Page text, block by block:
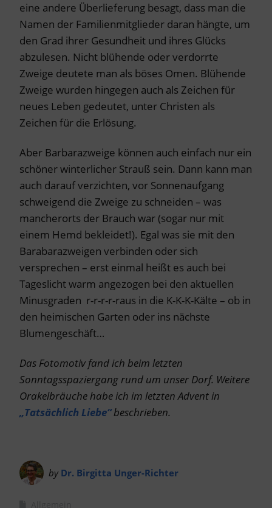
eine andere Überlieferung besagt, dass man die
Namen der Familienmitglieder daran hängte, um
den Grad ihrer Gesundheit und ihres Glücks
abzulesen. Nicht blühende oder verdorrte
Zweige deutete man als böses Omen. Blühende
Zweige wurden hingegen auch als Zeichen für
neues Leben gedeutet, unter Christen als
Zeichen für die Erlösung.
Aber Barbarazweige können auch einfach nur ein
schöner winterlicher Strauß sein. Dann kann man
auch darauf verzichten, vor Sonnenaufgang
schweigend die Zweige zu schneiden – was
mancherorts der Brauch war (sogar nur mit
einem Hemd bekleidet!). Egal was sie mit den
Barabarazweigen verbinden oder sich
versprechen – erst einmal heißt es auch bei
Tageslicht warm angezogen bei den aktuellen
Minusgraden r-r-r-r-raus in die K-K-K-Kälte – ob in
den heimischen Garten oder ins nächste
Blumengeschäft…
Das Fotomotiv fand ich beim letzten
Sonntagsspaziergang rund um unser Dorf. Weitere
Orakelbräuche habe ich im letzten Advent in
„Tatsächlich Liebe“beschrieben.
by Dr. Birgitta Unger-Richter